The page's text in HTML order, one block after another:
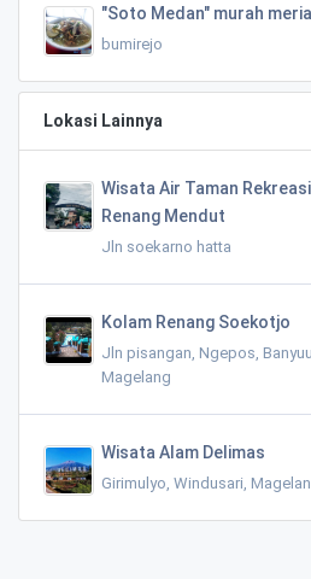
"Soto Medan" murah
bumirejo
Lokasi Lainnya
Wisata Air Taman
Renang Mendut
Jln soekarno hatta
Kolam Renang Soekotjo
Jln pisangan, Ngepos,
Magelang
Wisata Alam Delimas
Girimulyo, Windusari,